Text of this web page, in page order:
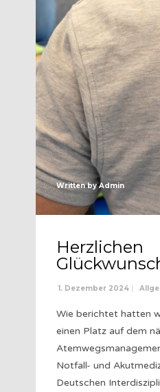
Written byAdmin
Herzlichen
1. Dezember 2024
Wie berichtet hatten
einen Platz auf dem
Notfall- und
Deutschen